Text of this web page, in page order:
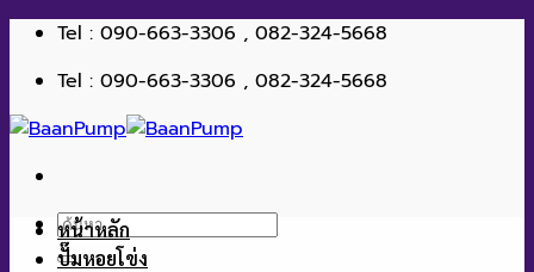
ข้าม
เนื้อหา
Tel : 090-663-3306 , 082-324-5668
Tel : 090-663-3306 , 082-324-5668
ค้นหา:
หน้าหลัก
ปั๊มหอยโข่ง